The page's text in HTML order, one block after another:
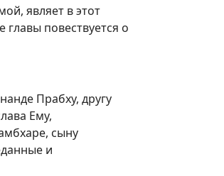
являет в этот
повествуется о
Прабху, другу
Ему,
сыну
и